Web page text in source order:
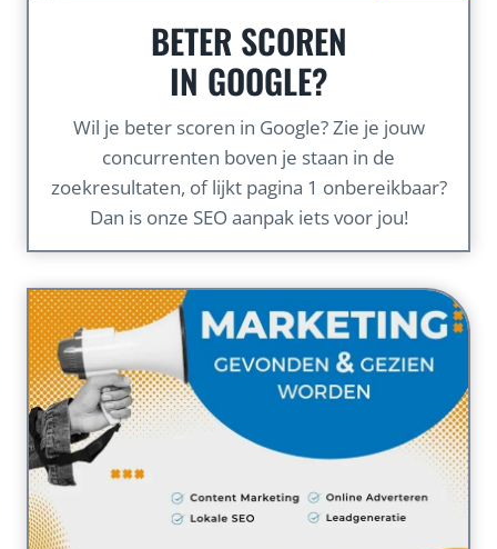
BETER SCOREN
IN GOOGLE?
Wil je beter scoren in Google? Zie je jouw
concurrenten boven je staan in de
zoekresultaten, of lijkt pagina 1 onbereikbaar?
Dan is onze SEO aanpak iets voor jou!